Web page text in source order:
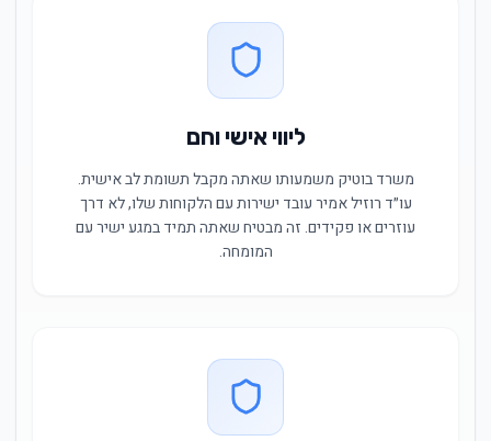
ליווי אישי וחם
משרד בוטיק משמעותו שאתה מקבל תשומת לב אישית.
עו״ד רוזיל אמיר עובד ישירות עם הלקוחות שלו, לא דרך
עוזרים או פקידים. זה מבטיח שאתה תמיד במגע ישיר עם
המומחה.